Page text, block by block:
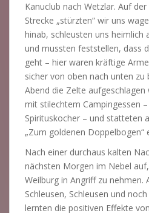
Kanuclub nach Wetzlar. Auf
Strecke „stürzten“ wir uns
hinab, schleusten uns heimlich
und mussten feststellen, dass
geht – hier waren kräftige
sicher von oben nach unten zu
Abend die Zelte
mit stilechtem Campingessen
Spirituskocher – und statteten
„Zum goldenen Doppelbogen“
Nach einer durchaus kalten
nächsten Morgen im Nebel
Weilburg in Angriff zu nehmen.
Schleusen, Schleusen und
lernten die positiven Effekte